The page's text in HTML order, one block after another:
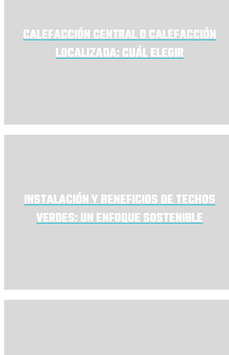
CALEFACCIÓN CENTRAL O CALEFACCIÓN
LOCALIZADA: CUÁL ELEGIR
INSTALACIÓN Y BENEFICIOS DE TECHOS
VERDES: UN ENFOQUE SOSTENIBLE